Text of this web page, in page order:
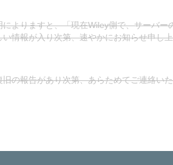
よりますと、「現在Wiley側で、サーバ
い情報が入り次第、速やかにお知らせ申し
の報告があり次第、あらためてご連絡い